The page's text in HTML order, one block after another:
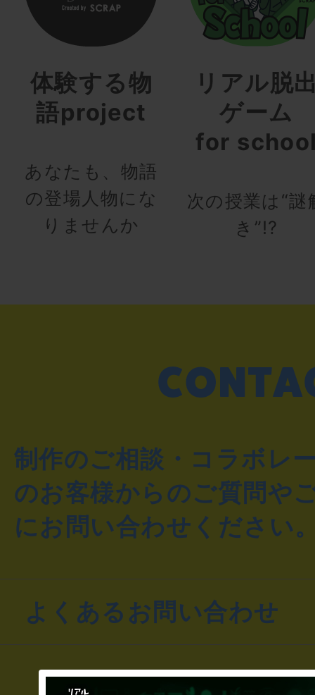
体験する物
語project
あなたも、物語
の登場人物にな
りませんか
リアル脱
ゲーム
for
次の授業は“謎
き”!?
制作のご相談・コラボレ
のお客様からのご質問や
にお問い合わせください
よくあるお問い合わせ